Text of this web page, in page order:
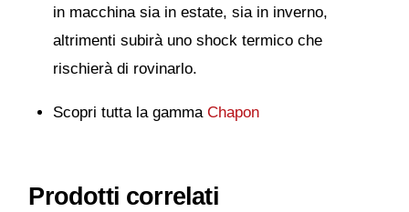
in macchina sia in estate, sia in inverno,
altrimenti subirà uno shock termico che
rischierà di rovinarlo.
Scopri tutta la gammaChapon
Prodotti correlati